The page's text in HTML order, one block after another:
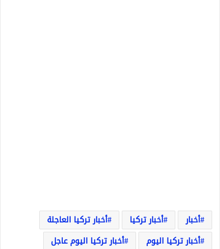
أخبار أخبار تركيا
أخبار تركيا العاجلة
أخبار تركيا اليوم
أخبار تركيا اليوم عاجل